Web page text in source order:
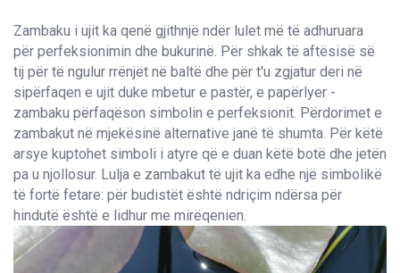
Zambaku i ujit ka qenë gjithnjë ndër lulet më të adhuruara
për perfeksionimin dhe bukurinë. Për shkak të aftësisë së
tij për të ngulur rrënjët në baltë dhe për t'u zgjatur deri në
sipërfaqen e ujit duke mbetur e pastër, e papërlyer -
zambaku përfaqëson simbolin e perfeksionit. Përdorimet e
zambakut në mjekësinë alternative janë të shumta. Për këtë
arsye kuptohet simboli i atyre që e duan këtë botë dhe jetën
pa u njollosur. Lulja e zambakut të ujit ka edhe një simbolikë
të fortë fetare: për budistët është ndriçim ndërsa për
hindutë është e lidhur me mirëqenien.